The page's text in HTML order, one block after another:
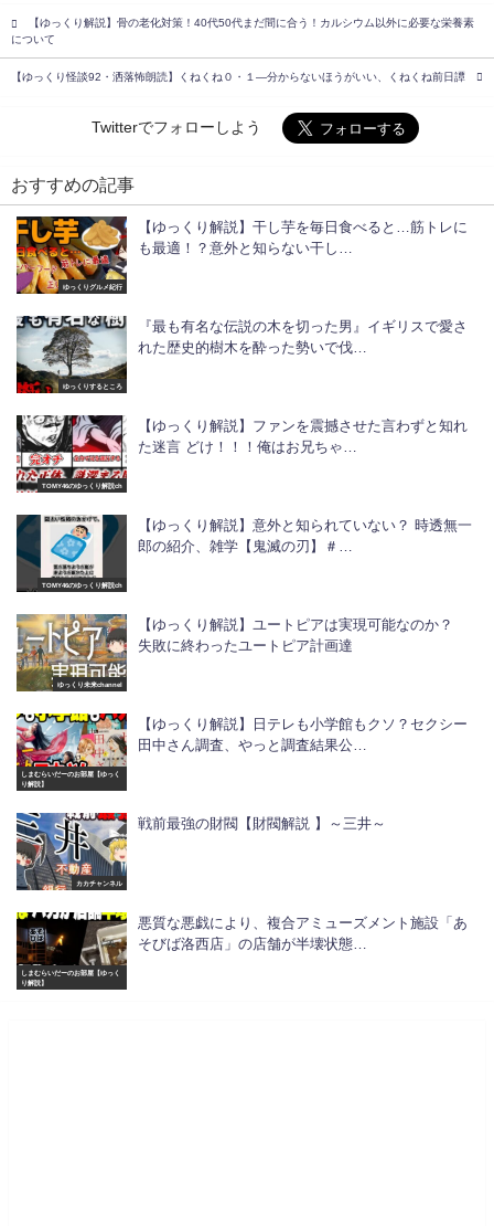
【ゆっくり解説】骨の老化対策！40代50代まだ間に合う！カルシウム以外に必要な栄養素
について
【ゆっくり怪談92・洒落怖朗読】くねくね０・１―分からないほうがいい、くねくね前日譚
Twitterでフォローしよう
おすすめの記事
ゆっくりグルメ紀行
【ゆっくり解説】干し芋を毎日食べると…筋トレに
も最適！？意外と知らない干し…
ゆっくりするところ
『最も有名な伝説の木を切った男』イギリスで愛さ
れた歴史的樹木を酔った勢いで伐…
TOMY46のゆっくり解説ch
【ゆっくり解説】ファンを震撼させた言わずと知れ
た迷言 どけ！！！俺はお兄ちゃ…
TOMY46のゆっくり解説ch
【ゆっくり解説】意外と知られていない？ 時透無一
郎の紹介、雑学【鬼滅の刃】＃…
ゆっくり未来channel
【ゆっくり解説】ユートピアは実現可能なのか？
失敗に終わったユートピア計画達
しまむらいだーのお部屋【ゆっく
り解説】
【ゆっくり解説】日テレも小学館もクソ？セクシー
田中さん調査、やっと調査結果公…
カカチャンネル
戦前最強の財閥【財閥解説 】～三井～
しまむらいだーのお部屋【ゆっく
り解説】
悪質な悪戯により、複合アミューズメント施設「あ
そびば洛西店」の店舗が半壊状態…